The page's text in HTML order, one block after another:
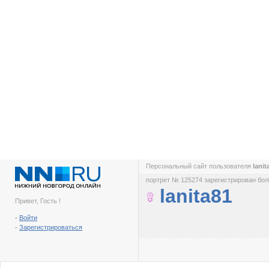
Привет, Гость !
- Войти
- Зарегистрироваться
Персональный сайт пользователя
портрет № 125274 зарегистрирован
lanita81